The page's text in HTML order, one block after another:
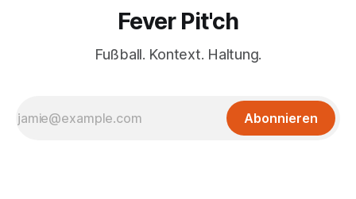
Fever Pit'ch
Fußball. Kontext. Haltung.
Abonnieren